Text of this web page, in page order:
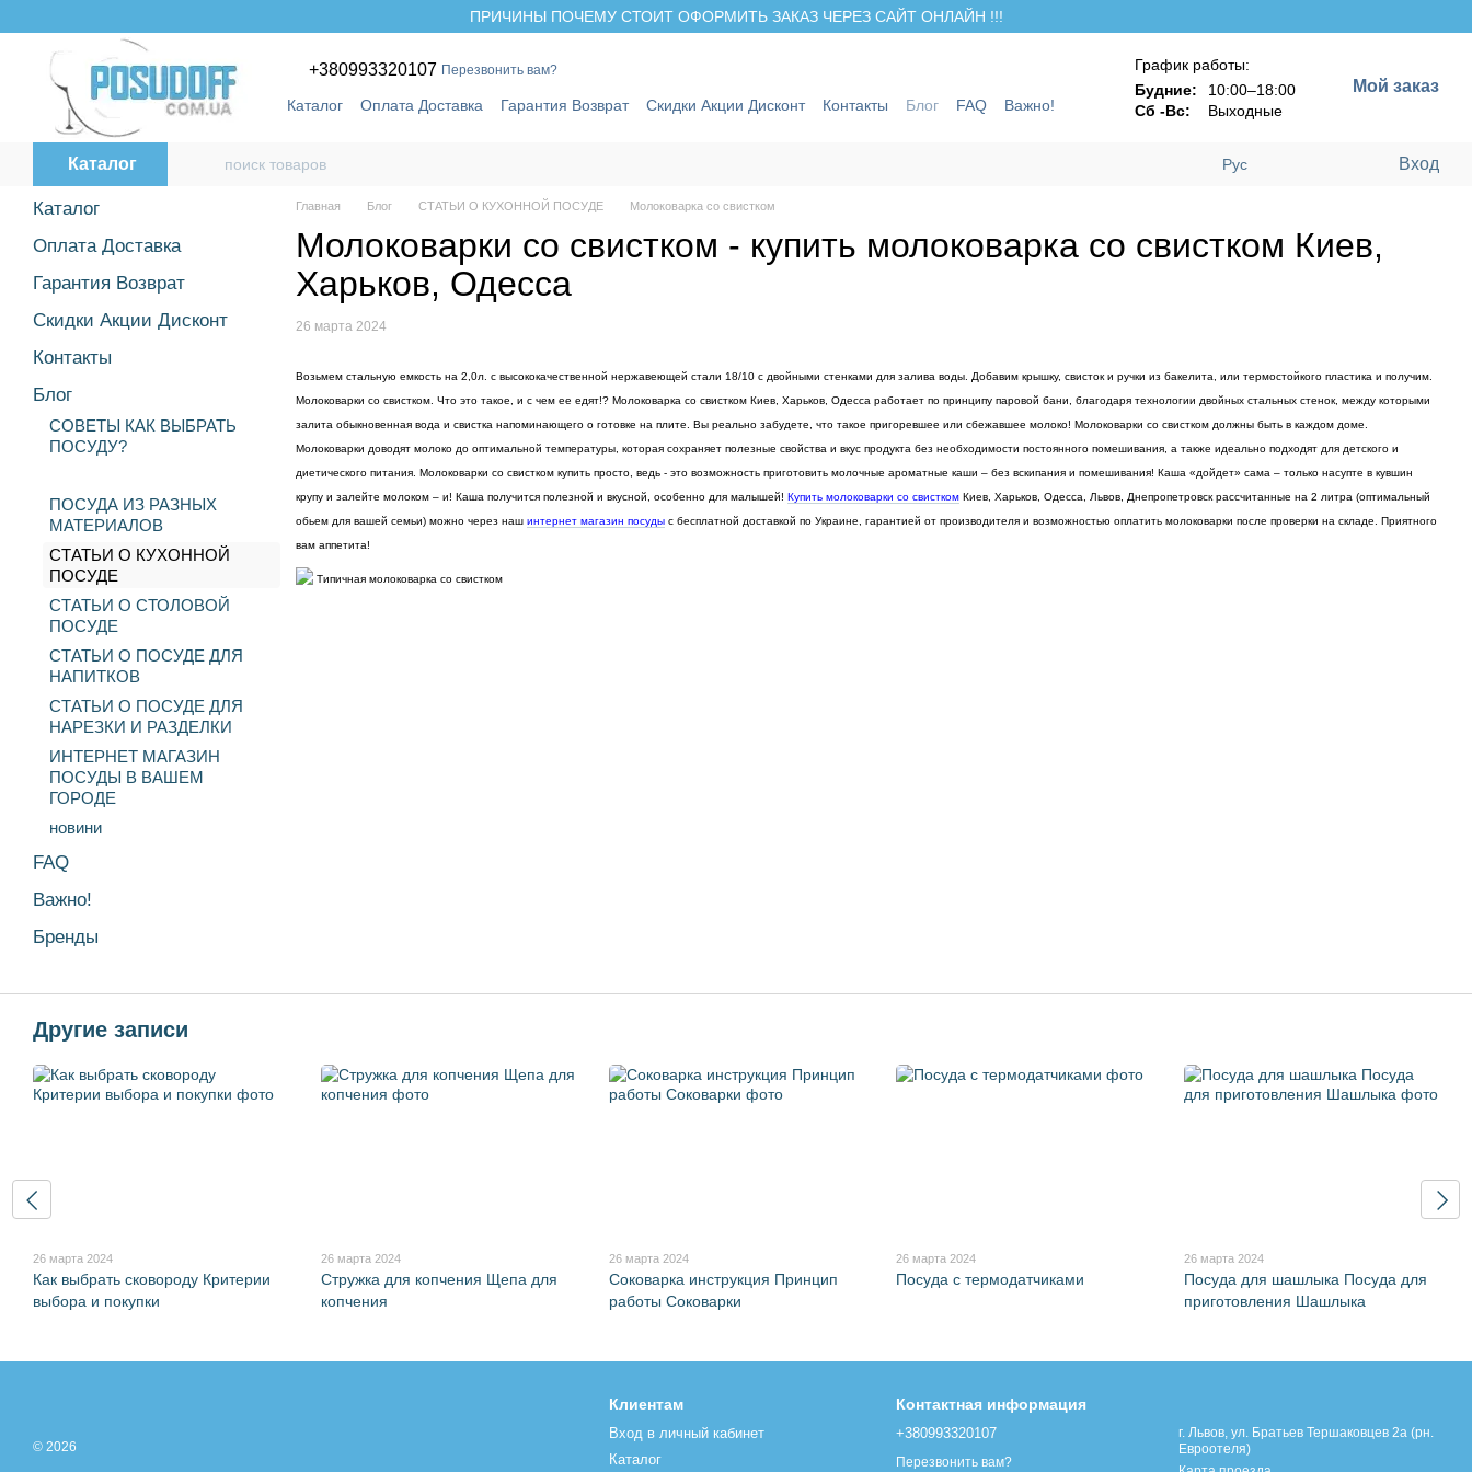
ПРИЧИНЫ ПОЧЕМУ СТОИТ ОФОРМИТЬ ЗАКАЗ ЧЕРЕЗ САЙТ ОНЛАЙН !!!
+380993320107 Перезвонить вам?
Каталог Оплата Доставка Гарантия Возврат Скидки Акции Дисконт Контакты Блог FAQ
Важно!
График работы:
Будние:
10:00–18:00
Сб -Вс:
Выходные
Мой заказ
Каталог Рус Вход
Главная Блог СТАТЬИ О КУХОННОЙ ПОСУДЕ Молоковарка со свистком
Молоковарки со свистком - купить молоковарка со свистком Киев,
Харьков, Одесса
26 марта 2024
Возьмем стальную емкость на 2,0л. с высококачественной нержавеющей стали 18/10 с двойными стенками для залива воды. Добавим крышку, свисток и ручки из бакелита, или термостойкого пластика и получим.
Молоковарки со свистком. Что это такое, и с чем ее едят!? Молоковарка со свистком Киев, Харьков, Одесса работает по принципу паровой бани, благодаря технологии двойных стальных стенок, между которыми
залита обыкновенная вода и свистка напоминающего о готовке на плите. Вы реально забудете, что такое пригоревшее или сбежавшее молоко! Молоковарки со свистком должны быть в каждом доме.
Молоковарки доводят молоко до оптимальной температуры, которая сохраняет полезные свойства и вкус продукта без необходимости постоянного помешивания, а также идеально подходят для детского и
диетического питания. Молоковарки со свистком купить просто, ведь - это возможность приготовить молочные ароматные каши – без вскипания и помешивания! Каша «дойдет» сама – только насупте в кувшин
крупу и залейте молоком – и! Каша получится полезной и вкусной, особенно для малышей! Купить молоковарки со свистком Киев, Харьков, Одесса, Львов, Днепропетровск рассчитанные на 2 литра (оптимальный
обьем для вашей семьи) можно через наш интернет магазин посуды с бесплатной доставкой по Украине, гарантией от производителя и возможностью оплатить молоковарки после проверки на складе. Приятного
вам аппетита!
Типичная молоковарка со свистком
Каталог
Оплата Доставка
Гарантия Возврат
Скидки Акции Дисконт
Контакты
Блог
СОВЕТЫ КАК ВЫБРАТЬ
ПОСУДУ?
ПОСУДА ИЗ РАЗНЫХ
МАТЕРИАЛОВ
СТАТЬИ О КУХОННОЙ
ПОСУДЕ
СТАТЬИ О СТОЛОВОЙ
ПОСУДЕ
СТАТЬИ О ПОСУДЕ ДЛЯ
НАПИТКОВ
СТАТЬИ О ПОСУДЕ ДЛЯ
НАРЕЗКИ И РАЗДЕЛКИ
ИНТЕРНЕТ МАГАЗИН
ПОСУДЫ В ВАШЕМ
ГОРОДЕ
новини
FAQ
Важно!
Бренды
Другие записи
26 марта 2024
Как выбрать сковороду Критерии
выбора и покупки
26 марта 2024
Стружка для копчения Щепа для
копчения
26 марта 2024
Соковарка инструкция Принцип
работы Соковарки
26 марта 2024
Посуда с термодатчиками
26 марта 2024
Посуда для шашлыка Посуда для
приготовления Шашлыка
© 2026
Клиентам
Вход в личный кабинет
Каталог
Контактная информация
+380993320107
Перезвонить вам?
г. Львов, ул. Братьев Тершаковцев 2а (рн.
Евроотеля)